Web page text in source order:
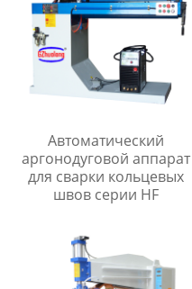
Автоматический
аргонодуговой аппарат
для сварки кольцевых
швов серии HF